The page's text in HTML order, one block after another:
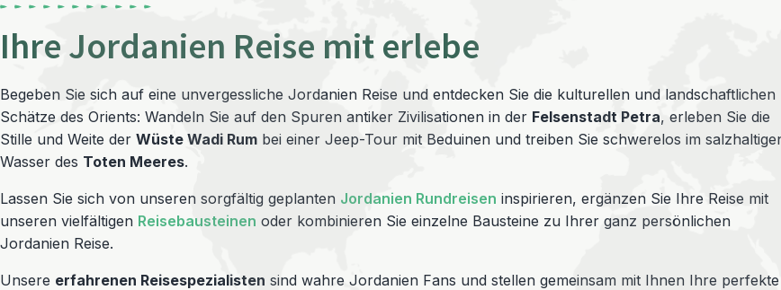
Ihre Jordanien Reise mit erlebe
Begeben Sie sich auf eine unvergessliche Jordanien Reise und entdecken Sie die kulturellen und landschaftlichen
Schätze des Orients: Wandeln Sie auf den Spuren antiker Zivilisationen in der Felsenstadt Petra, erleben Sie die
Stille und Weite der Wüste Wadi Rum bei einer Jeep-Tour mit Beduinen und treiben Sie schwerelos im
Wasser des Toten Meeres.
Lassen Sie sich von unseren sorgfältig geplanten Jordanien Rundreisen inspirieren, ergänzen Sie Ihre Reise mit
unseren vielfältigen Reisebausteinen oder kombinieren Sie einzelne Bausteine zu Ihrer ganz persönlichen
Jordanien Reise.
Unsere erfahrenen Reisespezialisten sind wahre Jordanien Fans und stellen gemeinsam mit Ihnen Ihre perfekte